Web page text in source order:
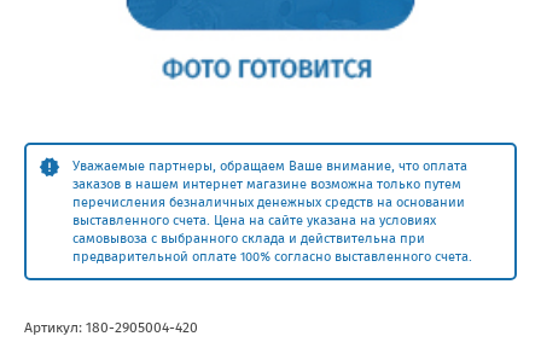
Уважаемые партнеры, обращаем Ваше внимание, что оплата
заказов в нашем интернет магазине возможна только путем
перечисления безналичных денежных средств на основании
выставленного счета. Цена на сайте указана на условиях
самовывоза с выбранного склада и действительна при
предварительной оплате 100% согласно выставленного счета.
Артикул: 180-2905004-420